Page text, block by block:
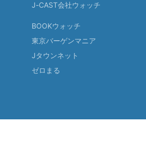
J-CAST会社ウォッチ
BOOKウォッチ
東京バーゲンマニア
Jタウンネット
ゼロまる